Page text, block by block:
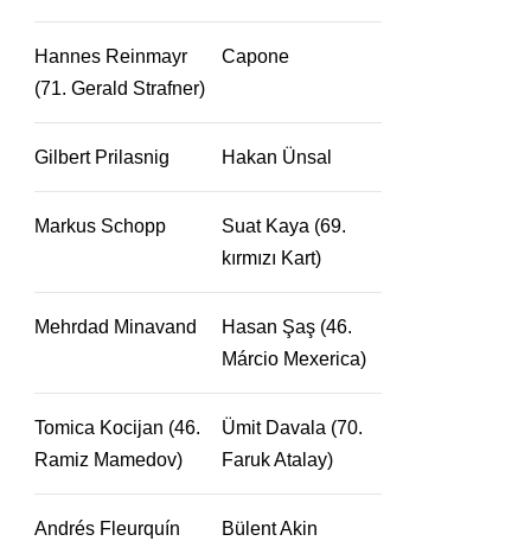
Hannes Reinmayr
(71. Gerald Strafner)
Capone
Gilbert Prilasnig Hakan Ünsal
Markus Schopp
Suat Kaya (69.
kırmızı Kart)
Mehrdad Minavand
Hasan Şaş (46.
Márcio Mexerica)
Tomica Kocijan (46.
Ramiz Mamedov)
Ümit Davala (70.
Faruk Atalay)
Andrés Fleurquín Bülent Akin